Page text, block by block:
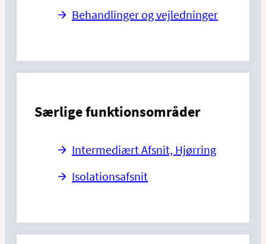
Behandlinger og vejledninger
Særlige funktionsområder
Intermediært Afsnit, Hjørring
Isolationsafsnit